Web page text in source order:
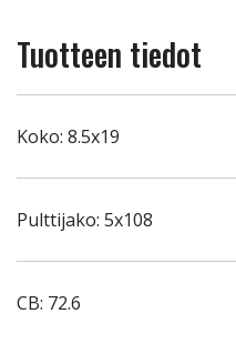
Tuotteen tiedot
Koko: 8.5x19
Pulttijako: 5x108
CB: 72.6